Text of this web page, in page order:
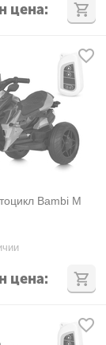
цена:
Bambi M
цена: